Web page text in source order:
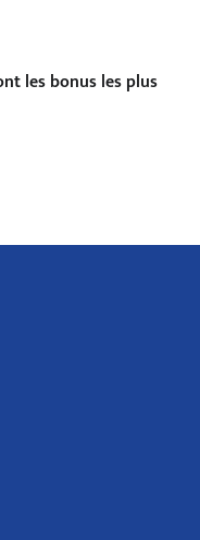
les bonus les plus